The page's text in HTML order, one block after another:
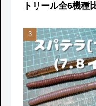
トリール全6機種